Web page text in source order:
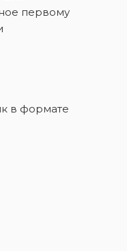
первому
в формате